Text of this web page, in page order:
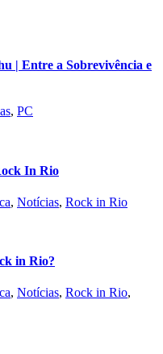
| Entre a Sobrevivência e
, PC
In Rio
, Notícias, Rock in Rio
in Rio?
, Notícias, Rock in Rio,